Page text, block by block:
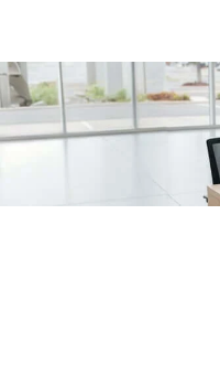
/fragments/plp-details